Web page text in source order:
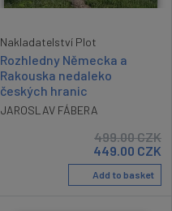
Nakladatelství Plot
Rozhledny Německa a
Rakouska nedaleko
českých hranic
JAROSLAV FÁBERA
499.00CZK
449.00 CZK
Add to basket